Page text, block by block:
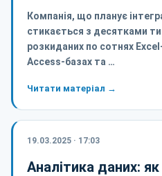
Компанія, що планує
стикається з десятками
розкиданих по сотнях
Access-базах та …
Читати матеріал →
19.03.2025 · 17:03
Аналітика даних: